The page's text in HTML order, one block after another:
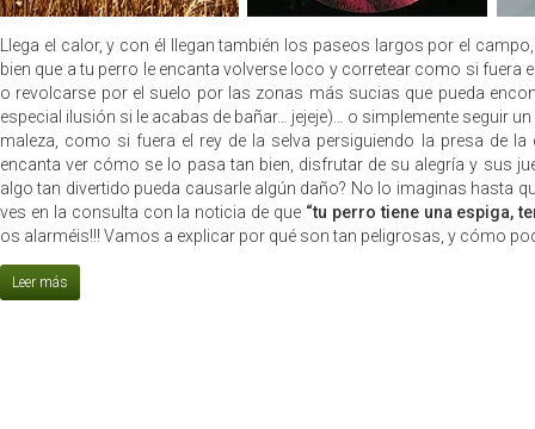
Llega el calor, y con él llegan también los paseos largos por el
bien que a tu perro le encanta volverse loco y corretear como si fuera
o revolcarse por el suelo por las zonas más sucias que pueda
especial ilusión si le acabas de bañar… jejeje)… o simplemente seguir
maleza, como si fuera el rey de la selva persiguiendo la presa de la
encanta ver cómo se lo pasa tan bien, disfrutar de su alegría y sus
algo tan divertido pueda causarle algún daño? No lo imaginas hasta
ves en la consulta con la noticia de que “tu perro tiene una espiga,
os alarméis!!! Vamos a explicar por qué son tan peligrosas, y cómo